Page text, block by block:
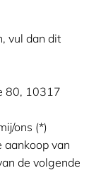
vul dan dit
80, 10317
ons (*)
van
de volgende